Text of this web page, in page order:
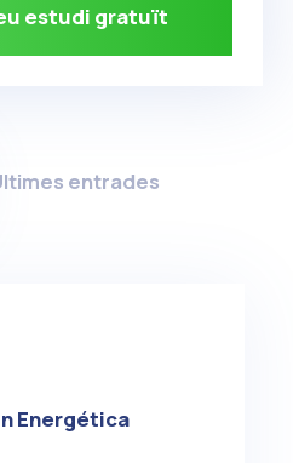
estudi gratuït
entrades
Energética